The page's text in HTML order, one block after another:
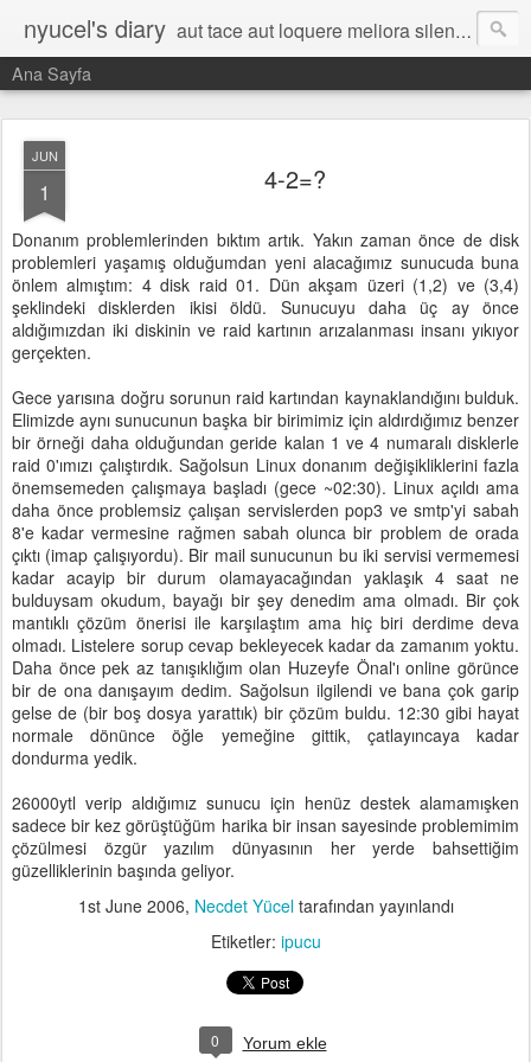
nyucel's diary aut tace aut loquere meliora silentio
Ana Sayfa
JUN
1 4-2=?
Donanım problemlerinden bıktım artık. Yakın zaman önce de disk
problemleri yaşamış olduğumdan yeni alacağımız sunucuda buna
önlem almıştım: 4 disk raid 01. Dün akşam üzeri (1,2) ve (3,4)
şeklindeki disklerden ikisi öldü. Sunucuyu daha üç ay önce
aldığımızdan iki diskinin ve raid kartının arızalanması insanı yıkıyor
gerçekten.
Gece yarısına doğru sorunun raid kartından kaynaklandığını bulduk.
Elimizde aynı sunucunun başka bir birimimiz için aldırdığımız benzer
bir örneği daha olduğundan geride kalan 1 ve 4 numaralı disklerle
raid 0'ımızı çalıştırdık. Sağolsun Linux donanım değişikliklerini fazla
önemsemeden çalışmaya başladı (gece ~02:30). Linux açıldı ama
daha önce problemsiz çalışan servislerden pop3 ve smtp'yi sabah
8'e kadar vermesine rağmen sabah olunca bir problem de orada
çıktı (imap çalışıyordu). Bir mail sunucunun bu iki servisi vermemesi
kadar acayip bir durum olamayacağından yaklaşık 4 saat ne
bulduysam okudum, bayağı bir şey denedim ama olmadı. Bir çok
mantıklı çözüm önerisi ile karşılaştım ama hiç biri derdime deva
olmadı. Listelere sorup cevap bekleyecek kadar da zamanım yoktu.
Daha önce pek az tanışıklığım olan Huzeyfe Önal'ı online görünce
bir de ona danışayım dedim. Sağolsun ilgilendi ve bana çok garip
gelse de (bir boş dosya yarattık) bir çözüm buldu. 12:30 gibi hayat
normale dönünce öğle yemeğine gittik, çatlayıncaya kadar
dondurma yedik.
26000ytl verip aldığımız sunucu için henüz destek alamamışken
sadece bir kez görüştüğüm harika bir insan sayesinde problemimim
çözülmesi özgür yazılım dünyasının her yerde bahsettiğim
güzelliklerinin başında geliyor.
1st June 2006, Necdet Yüceltarafından yayınlandı
Etiketler: ipucu
0 Yorum ekle